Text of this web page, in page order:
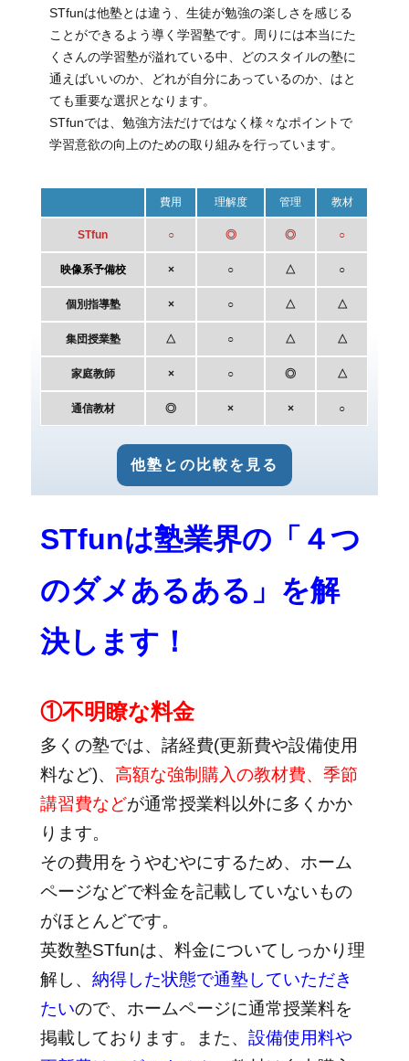
STfunは他塾とは違う、生徒が勉強の楽しさを感じる
ことができるよう導く学習塾です。周りには本当にた
くさんの学習塾が溢れている中、どのスタイルの塾に
通えばいいのか、どれが自分にあっているのか、はと
ても重要な選択となります。
STfunでは、勉強方法だけではなく様々なポイントで
学習意欲の向上のための取り組みを行っています。
費用 理解度 管理 教材
STfun ○ ◎ ◎ ○
映像系予備校 × ○ △ ○
個別指導塾 × ○ △ △
集団授業塾 △ ○ △ △
家庭教師 × ○ ◎ △
通信教材 ◎ × × ○
他塾との比較を見る
STfunは塾業界の「４つ
のダメあるある」を解
決します！
①不明瞭な料金
多くの塾では、諸経費(更新費や設備使用
料など)、高額な強制購入の教材費、季節
講習費などが通常授業料以外に多くかか
ります。
その費用をうやむやにするため、ホーム
ページなどで料金を記載していないもの
がほとんどです。
英数塾STfunは、料金についてしっかり理
解し、納得した状態で通塾していただき
たいので、ホームページに通常授業料を
掲載しております。また、設備使用料や